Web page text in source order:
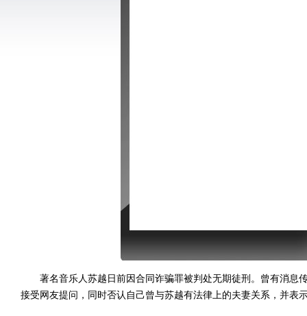
著名音乐人苏越日前因合同诈骗罪被判处无期徒刑。曾有消息
接受网友提问，同时否认自己曾与苏越有法律上的夫妻关系，并